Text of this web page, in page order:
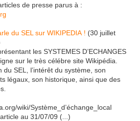
de presse parus à :
du SEL sur WIKIPEDIA ! (30 juillet
les SYSTEMES D’ECHANGES
sur le très célébre site Wikipédia.
SEL, l’intérêt du système, son
légaux, son historique, ainsi que des
wiki/Système_d’échange_local
au 31/07/09 (...)